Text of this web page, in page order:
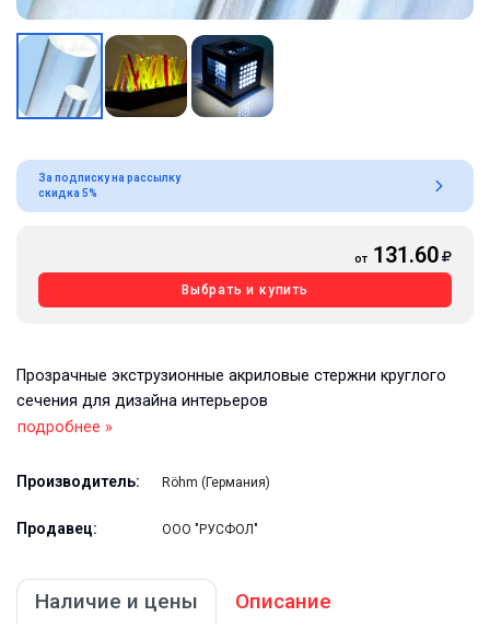
За подписку на рассылку
скидка 5%
от 131.60
Выбрать и купить
Прозрачные экструзионные акриловые стержни круглого
сечения для дизайна интерьеров
подробнее »
Производитель: Röhm (Германия)
Продавец: ООО "РУСФОЛ"
Наличие и цены
Описание